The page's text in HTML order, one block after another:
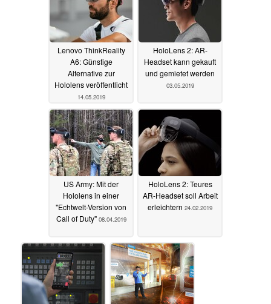
Lenovo ThinkReality
A6: Günstige
Alternative zur
Hololens veröffentlicht
14.05.2019
HoloLens 2: AR-
Headset kann gekauft
und gemietet werden
03.05.2019
US Army: Mit der
Hololens in einer
"Echtwelt-Version von
Call of Duty" 08.04.2019
HoloLens 2: Teures
AR-Headset soll Arbeit
erleichtern 24.02.2019